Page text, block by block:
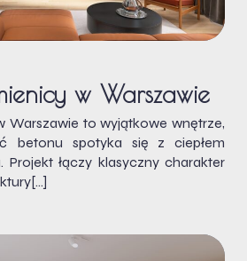
w Warszawie
Warszawie to wyjątkowe wnętrze,
betonu spotyka się z ciepłem
Projekt łączy klasyczny charakter